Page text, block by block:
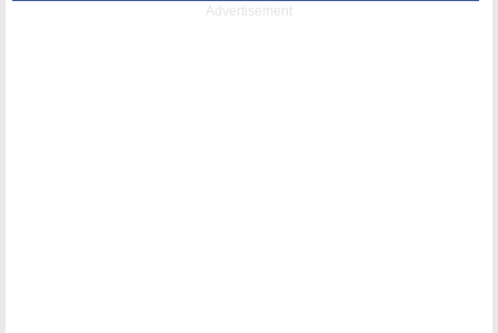
Advertisement